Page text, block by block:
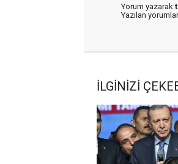
Yorum yazarak
Yazılan